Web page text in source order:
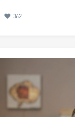
362